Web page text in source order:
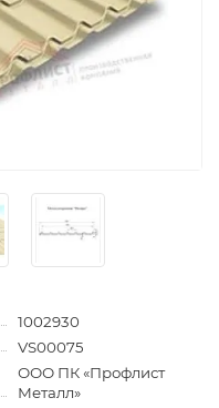
1002930
VS00075
ООО ПК «Профлист
Металл»